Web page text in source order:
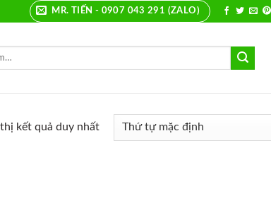
MR. TIẾN - 0907 043 291 (ZALO)
kết quả duy nhất